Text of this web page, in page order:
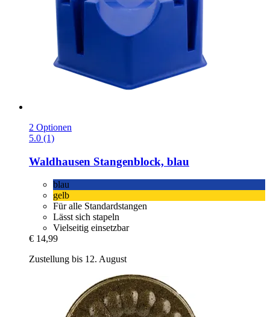
2 Optionen
5.0 (1)
Waldhausen Stangenblock, blau
blau
gelb
Für alle Standardstangen
Lässt sich stapeln
Vielseitig einsetzbar
€ 14,99
Zustellung bis 12. August